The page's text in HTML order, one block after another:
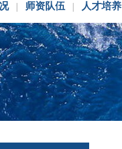
师资队伍 人才培养